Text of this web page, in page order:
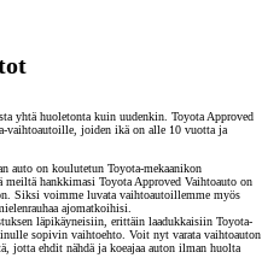
yhtä huoletonta kuin uudenkin. Toyota Approved
vaihtoautoille, joiden ikä on alle 10 vuotta ja
auto on koulutetun Toyota-mekaanikon
hankkimasi Toyota Approved Vaihtoauto on
Siksi voimme luvata vaihtoautoillemme myös
ajomatkoihisi.
läpikäyneisiin, erittäin laadukkaisiin Toyota-
sopivin vaihtoehto. Voit nyt varata vaihtoauton
jotta ehdit nähdä ja koeajaa auton ilman huolta